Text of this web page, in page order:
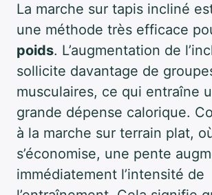
La marche sur tapis incliné
une méthode très efficace
poids. L’augmentation de
sollicite davantage de
musculaires, ce qui entraîne
grande dépense calorique.
à la marche sur terrain plat,
s’économise, une pente
immédiatement l’intensité de